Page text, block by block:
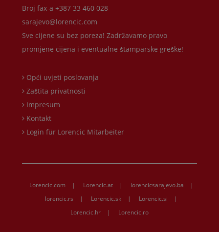
Broj fax-a +387 33 460 028
sarajevo@lorencic.com
Sve cijene su bez poreza! Zadržavamo pravo
promjene cijena i eventualne štamparske greške!
Opći uvjeti poslovanja
Zaštita privatnosti
Impresum
Kontakt
Login für Lorencic Mitarbeiter
Lorencic.com | Lorencic.at | lorencicsarajevo.ba
|
lorencic.rs
| Lorencic.sk | Lorencic.si
|
Lorencic.hr
| Lorencic.ro